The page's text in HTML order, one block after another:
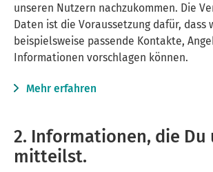
unseren Nutzern nachzukommen. Die
Daten ist die Voraussetzung dafür, dass
beispielsweise passende Kontakte,
Informationen vorschlagen können.
Mehr erfahren
2. Informationen, die Du
mitteilst.